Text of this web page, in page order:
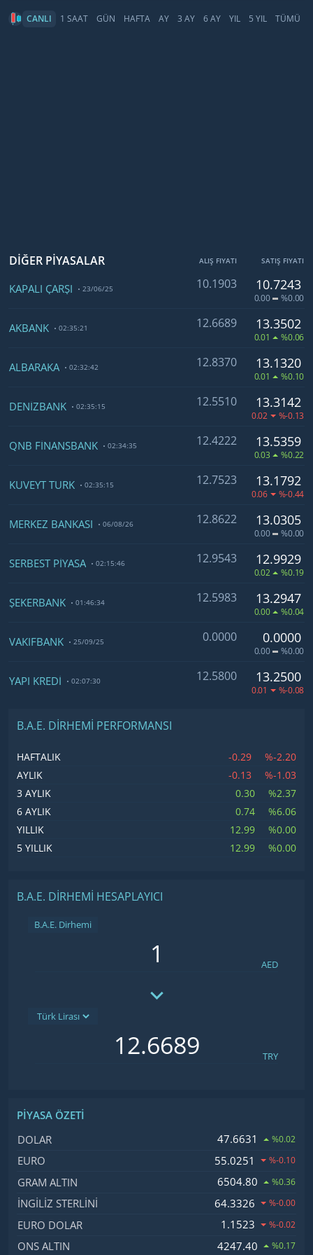
CANLI 1 SAAT GÜN HAFTA AY 3 AY 6 AY YIL 5 YIL TÜMÜ
DİĞER PİYASALAR ALIŞ FIYATI SATIŞ FIYATI
KAPALI ÇARŞI 23/06/25 10.1903 10.7243
0.00 %0.00
AKBANK 02:35:21 12.6689 13.3502
0.01 %0.06
ALBARAKA 02:32:42 12.8370 13.1320
0.01 %0.10
DENİZBANK 02:35:15 12.5510 13.3142
0.02 %-0.13
QNB FİNANSBANK 02:34:35 12.4222 13.5359
0.03 %0.22
KUVEYT TÜRK 02:35:15 12.7523 13.1792
0.06 %-0.44
MERKEZ BANKASI 06/08/26 12.8622 13.0305
0.00 %0.00
SERBEST PİYASA 02:15:46 12.9543 12.9929
0.02 %0.19
ŞEKERBANK 01:46:34 12.5983 13.2947
0.00 %0.04
VAKIFBANK 25/09/25 0.0000 0.0000
0.00 %0.00
YAPI KREDİ 02:07:30 12.5800 13.2500
0.01 %-0.08
B.A.E. DIRHEMI PERFORMANSI
HAFTALIK -0.29
%-2.20
AYLIK
-0.13
%-1.03
3 AYLIK
0.30
%2.37
6 AYLIK
0.74
%6.06
YILLIK
12.99
%0.00
5 YILLIK
12.99 %0.00
B.A.E. DIRHEMI HESAPLAYICI
B.A.E. Dirhemi
AED
TRY
PIYASA ÖZETI
İsim, Kod
DOLAR 47.6631 %0.02
EURO 55.0251 %-0.10
GRAM ALTIN 6504.80 %0.36
İNGILIZ STERLINI 64.3326 %-0.00
EURO DOLAR 1.1523 %-0.02
ONS ALTIN 4247.40 %0.17